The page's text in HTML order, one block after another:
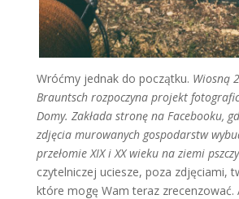
Wróćmy jednak do początku. Wiosną
Brauntsch rozpoczyna projekt
Domy. Zakłada stronę na Facebooku,
zdjęcia murowanych gospodarstw
przełomie XIX i XX wieku na ziemi
czytelniczej uciesze, poza zdjęciami,
które mogę Wam teraz zrecenzować.